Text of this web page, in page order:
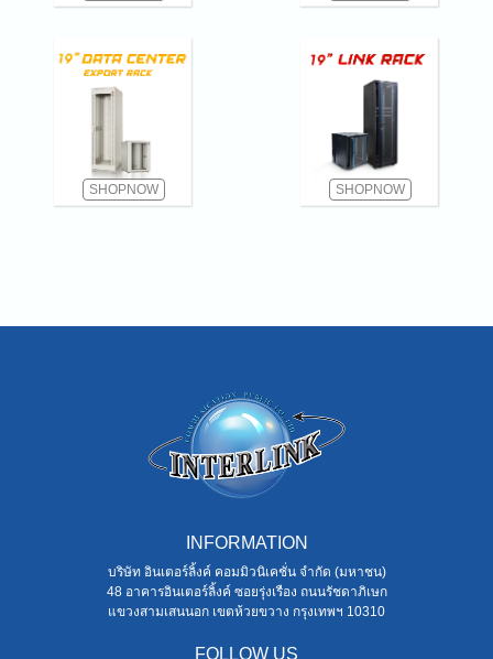
SHOPNOW SHOPNOW
INFORMATION
บริษัท อินเตอร์ลิ้งค์ คอมมิวนิเคชั่น จำกัด (มหาชน)
48 อาคารอินเตอร์ลิ้งค์ ซอยรุ่งเรือง ถนนรัชดาภิเษก
แขวงสามเสนนอก เขตห้วยขวาง กรุงเทพฯ 10310
FOLLOW US